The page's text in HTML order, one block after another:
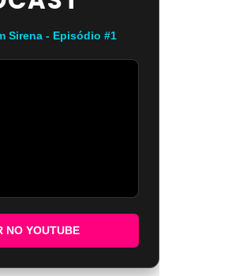
Sirena - Episódio #1
NO YOUTUBE